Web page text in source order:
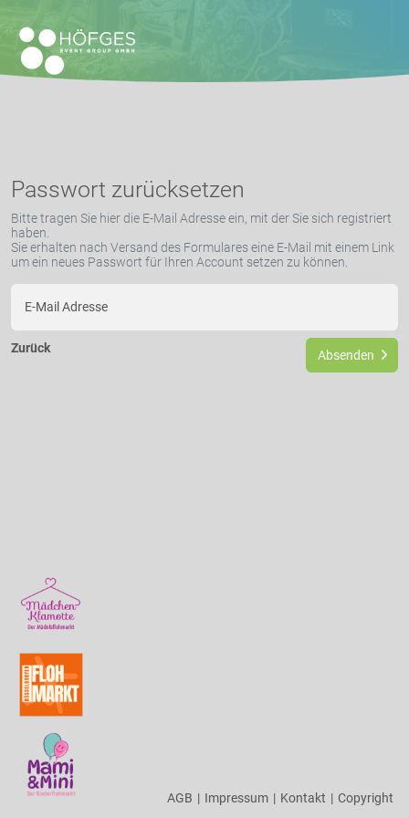
Passwort zurücksetzen
Bitte tragen Sie hier die E-Mail Adresse ein, mit der Sie sich registriert
haben.
Sie erhalten nach Versand des Formulares eine E-Mail mit einem Link
um ein neues Passwort für Ihren Account setzen zu können.
Zurück Absenden
AGB | Impressum | Kontakt | Copyright